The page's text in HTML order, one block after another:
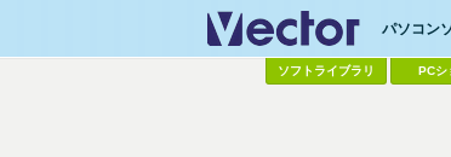
パソコン
ソフトライブラリ PCシ